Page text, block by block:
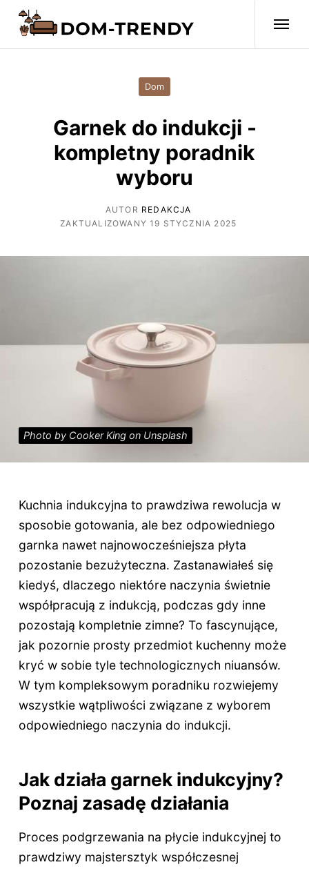
Dom
Garnek do indukcji -
kompletny poradnik
wyboru
AUTOR REDAKCJA
ZAKTUALIZOWANY 19 STYCZNIA 2025
Photo by Cooker King on Unsplash
Kuchnia indukcyjna to prawdziwa rewolucja w
sposobie gotowania, ale bez odpowiedniego
garnka nawet najnowocześniejsza płyta
pozostanie bezużyteczna. Zastanawiałeś się
kiedyś, dlaczego niektóre naczynia świetnie
współpracują z indukcją, podczas gdy inne
pozostają kompletnie zimne? To fascynujące,
jak pozornie prosty przedmiot kuchenny może
kryć w sobie tyle technologicznych niuansów.
W tym kompleksowym poradniku rozwiejemy
wszystkie wątpliwości związane z wyborem
odpowiedniego naczynia do indukcji.
Jak działa garnek indukcyjny?
Poznaj zasadę działania
Proces podgrzewania na płycie indukcyjnej to
prawdziwy majstersztyk współczesnej